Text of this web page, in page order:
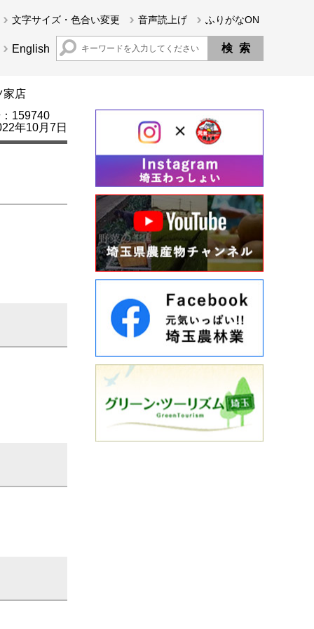
文字サイズ・色合い変更 音声読上げ ふりがなON
English
家店
159740
年10月7日